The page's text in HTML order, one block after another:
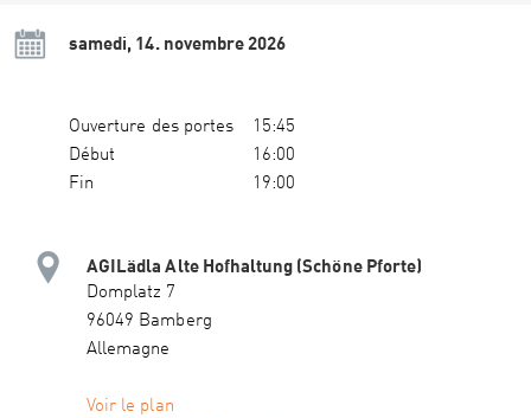
samedi, 14. novembre 2026
Ouverture des portes
15:45
Début
16:00
Fin
19:00
AGILädla Alte Hofhaltung (Schöne Pforte)
Domplatz 7
96049 Bamberg
Allemagne
Voir le plan